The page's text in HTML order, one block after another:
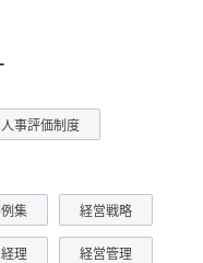
人事評価制度
集 経営戦略
理 経営管理